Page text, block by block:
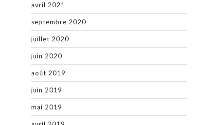
avril 2021
septembre 2020
juillet 2020
juin 2020
août 2019
juin 2019
mai 2019